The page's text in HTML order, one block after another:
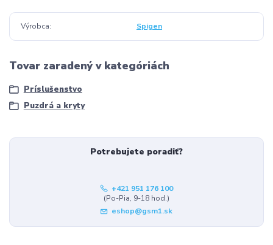
Výrobca Spigen
Tovar zaradený v kategóriách
Príslušenstvo
Puzdrá a kryty
Potrebujete poradiť?
+421 951 176 100
(Po-Pia, 9-18 hod.)
eshop@gsm1.sk